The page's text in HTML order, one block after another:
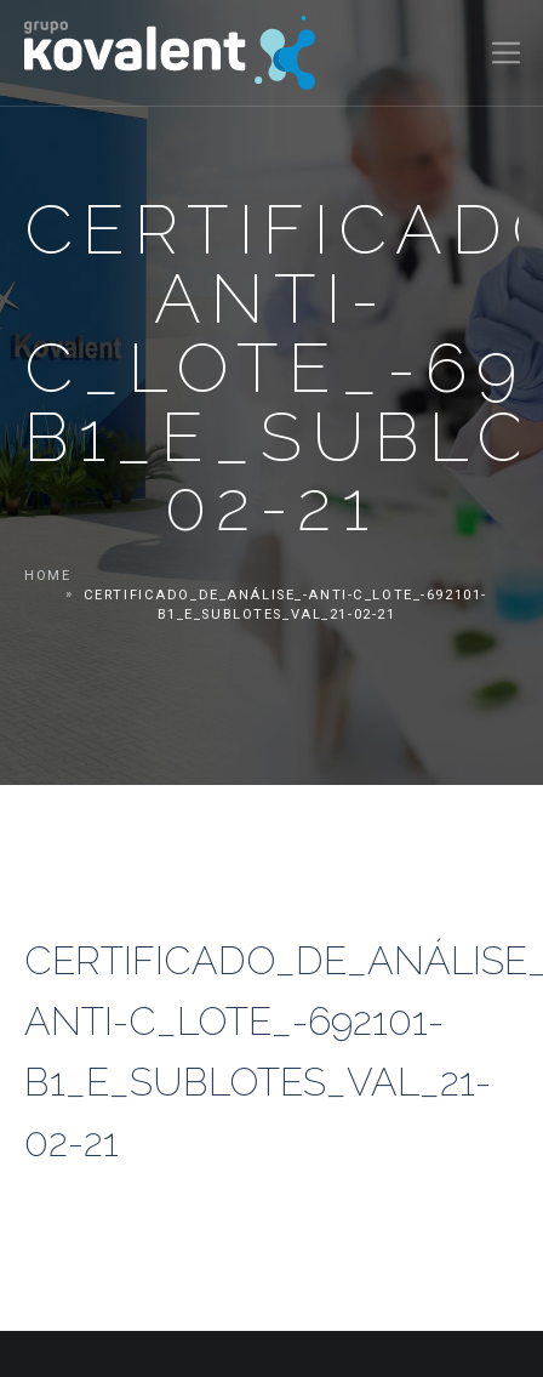
ANTI-
C_LOTE_-
02-21
HOME
CERTIFICADO_DE_ANÁLISE_-ANTI-C_LOTE_-692101-
B1_E_SUBLOTES_VAL_21-02-21
ANTI-C_LOTE_-692101-
B1_E_SUBLOTES_VAL_21-
02-21